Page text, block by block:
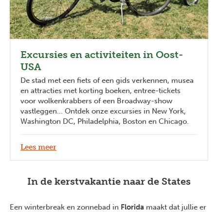
Excursies en activiteiten in Oost-
USA
De stad met een fiets of een gids verkennen, musea
en attracties met korting boeken, entree-tickets
voor wolkenkrabbers of een Broadway-show
vastleggen... Ontdek onze excursies in New York,
Washington DC, Philadelphia, Boston en Chicago.
Lees meer
In de kerstvakantie naar de States
Een winterbreak en zonnebad in Florida maakt dat jullie er